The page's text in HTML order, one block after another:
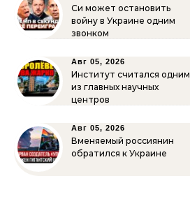
Си может остановить
войну в Украине одним
звонком
Авг 05, 2026
Институт считался одним
из главных научных
центров
Авг 05, 2026
Вменяемый россиянин
обратился к Украине